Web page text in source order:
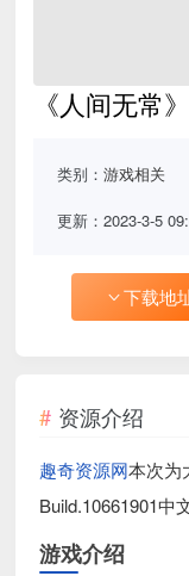
《人间无常
类别：游戏相关
更新：2023-3-5
下载地
资源介绍
趣奇资源网本次为
Build.10661901中
游戏介绍